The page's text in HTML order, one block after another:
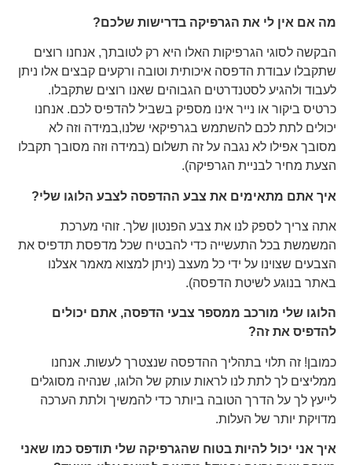
מה אם אין לי את הגרפיקה בדרישות שלכם?
הבקשה לסוגי הגרפיקות האלו היא רק לטובתך, אנחנו רוצים
שתקבלו עבודת הדפסה איכותית וטובה ורקעים קבצים אלו ניתן
לעבוד ולהגיע לסטנדרטים הגבוהים שאנו רוצים שתקבלו.
כרטיס ביקור או נייר אינו מספיק בשביל להדפיס לכם. אנחנו
יכולים לתת לכם להשתמש בגרפיקאי שלנו,במידה וזה לא
מסובך אפילו לא נגבה על זה תשלום (במידה וזה מסובך תקבלו
הצעת מחיר לבניית הגרפיקה).
איך אתם מתאימים את צבע ההדפסה לצבע הלוגו שלי?
אתה צריך לספק לנו את צבע הפנטון שלך. זוהי מערכת
המשמשת בכל התעשייה כדי להבטיח שכל מדפסת תדפיס את
הצבעים שצוינו על ידי כל מעצב (ניתן למצוא מאמר אצלנו
באתר בנוגע לשיטת הדפסה).
הלוגו שלי מורכב ממספר צבעי הדפסה, אתם יכולים
להדפיס את זה?
כמובן! זה תלוי בתהליך ההדפסה שנצטרך לעשות. אנחנו
ממליצים לך לתת לנו לראות עותק של הלוגו, שנהיה מסוגלים
לייעץ לך על הדרך הטובה ביותר כדי להמשיך ולתת הערכה
מדויקת יותר של העלות.
איך אני יכול להיות בטוח שהגרפיקה שלי תודפס כמו שאני